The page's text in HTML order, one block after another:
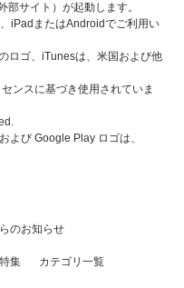
部サイト）が起動します。
iPadまたはAndroidでご利用い
ロゴ、iTunesは、米国および他
ンスに基づき使用されていま
よび Google Play ロゴは、
のお知らせ
集 カテゴリ一覧